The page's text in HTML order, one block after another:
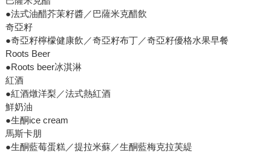
●法式油醋芥茉籽醬／巴薩米克醋飲
奇亞籽
●奇亞籽檸檬健康飲／奇亞籽布丁／奇亞籽優格水果早餐
Roots Beer
●Roots beer冰淇淋
紅酒
●紅酒燉洋梨／法式熱紅酒
鮮奶油
●生酮ice cream
馬斯卡朋
●生酮藍莓蛋糕／提拉米蘇／生酮藍梅克拉芙緹